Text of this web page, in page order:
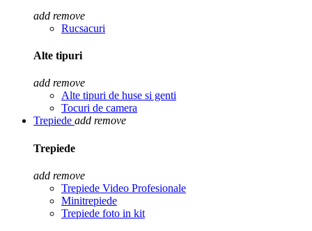
add remove
Rucsacuri
Alte tipuri
add remove
Alte tipuri de huse si genti
Tocuri de camera
Trepiede add remove
Trepiede
add remove
Trepiede Video Profesionale
Minitrepiede
Trepiede foto in kit